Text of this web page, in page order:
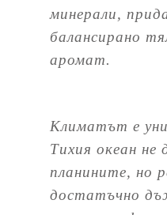
минерали,
балансирано
аромат.
Климатът е
Тихия океан не
планините, но
достатъчно